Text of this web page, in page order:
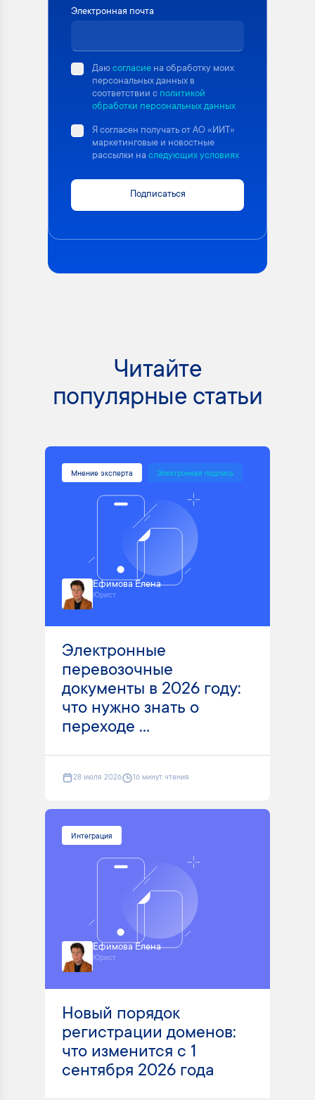
Электронная почта
Даюсогласие на обработку моих
персональных данных в
соответствии с политикой
обработки персональных данных
Я согласен получать от АО «ИИТ»
маркетинговые и новостные
рассылки на следующих условиях
Подписаться
Читайте
популярные статьи
Мнение эксперта Электронная подпись
Ефимова Елена
Юрист
Электронные
перевозочные
документы в 2026 году:
что нужно знать о
переходе ...
28 июля 2026 16 минут чтения
Интеграция
Ефимова Елена
Юрист
Новый порядок
регистрации доменов:
что изменится с 1
сентября 2026 года